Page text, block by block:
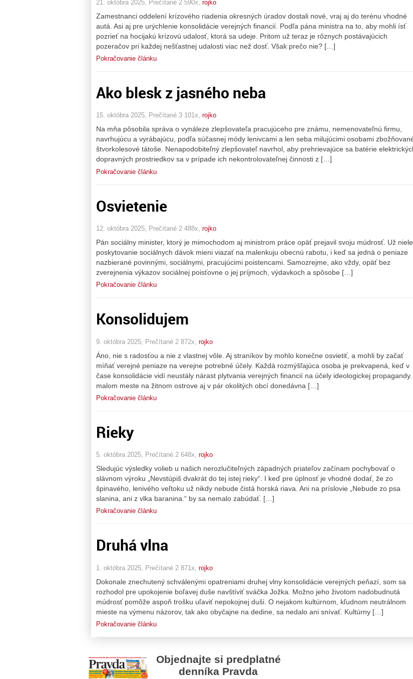
21. októbra 2025, Prečítané 2 590x, rojko
Zamestnanci oddelení krízového riadenia okresných úradov dostali nové, vraj aj do terénu vhodné
autá. Asi aj pre urýchlenie konsolidácie verejných financií. Podľa pána ministra na to, aby mohli ísť
pozrieť na hocijakú krízovú udalosť, ktorá sa udeje. Pritom už teraz je rôznych postávajúcich
pozeračov pri každej nešťastnej udalosti viac než dosť. Však prečo nie? […]
Pokračovanie článku
Ako blesk z jasného neba
15. októbra 2025, Prečítané 3 101x, rojko
Na mňa pôsobila správa o vynáleze zlepšovateľa pracujúceho pre známu, nemenovateľnú firmu,
navrhujúcu a vyrábajúcu, podľa súčasnej módy lenivcami a len seba milujúcimi osobami
štvorkolesové tátoše. Nenapodobiteľný zlepšovateľ navrhol, aby prehrievajúce sa batérie
dopravných prostriedkov sa v prípade ich nekontrolovateľnej činnosti z […]
Pokračovanie článku
Osvietenie
12. októbra 2025, Prečítané 2 488x, rojko
Pán sociálny minister, ktorý je mimochodom aj ministrom práce opäť prejavil svoju múdrosť. Už
poskytovanie sociálnych dávok mieni viazať na malenkuju obecnú rabotu, i keď sa jedná o peniaze
nazbierané povinnými, sociálnymi, pracujúcimi poistencami. Samozrejme, ako vždy, opäť bez
zverejnenia výkazov sociálnej poisťovne o jej príjmoch, výdavkoch a spôsobe […]
Pokračovanie článku
Konsolidujem
9. októbra 2025, Prečítané 2 872x, rojko
Áno, nie s radosťou a nie z vlastnej vôle. Aj straníkov by mohlo konečne osvietiť, a mohli by začať
míňať verejné peniaze na verejne potrebné účely. Každá rozmýšľajúca osoba je prekvapená, keď v
čase konsolidácie vidí neustály nárast plytvania verejných financií na účely ideologickej
malom meste na žitnom ostrove aj v pár okolitých obcí donedávna […]
Pokračovanie článku
Rieky
5. októbra 2025, Prečítané 2 648x, rojko
Sledujúc výsledky volieb u našich nerozlučiteľných západných priateľov začínam pochybovať o
slávnom výroku „Nevstúpiš dvakrát do tej istej rieky“. I keď pre úplnosť je vhodné dodať, že zo
špinavého, lenivého veľtoku už nikdy nebude čistá horská riava. Ani na príslovie „Nebude zo psa
slanina, ani z vlka baranina.“ by sa nemalo zabúdať. […]
Pokračovanie článku
Druhá vlna
1. októbra 2025, Prečítané 2 871x, rojko
Dokonale znechutený schválenými opatreniami druhej vlny konsolidácie verejných peňazí, som sa
rozhodol pre upokojenie boľavej duše navštíviť sváčka Jožka. Možno jeho životom nadobudnutá
múdrosť pomôže aspoň trošku uľaviť nepokojnej duši. O nejakom kultúrnom, kľudnom neutrálnom
mieste na výmenu názorov, tak ako obyčajne na dedine, sa nedalo ani snívať. Kultúrny […]
Pokračovanie článku
Objednajte si predplatné
denníka Pravda